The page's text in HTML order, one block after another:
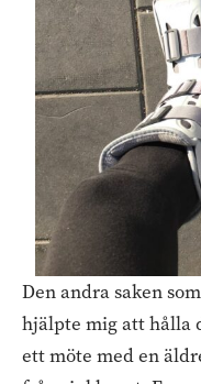
Den andra saken
hjälpte mig att hålla
ett möte med en